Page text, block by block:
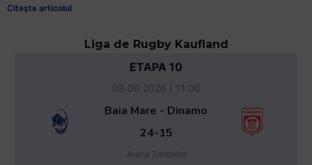
Citește articolul
Liga de Rugby Kaufland
ETAPA 10
08.08.2026 | 11:00
Baia Mare - Dinamo
24-15
Arena Zimbrilor